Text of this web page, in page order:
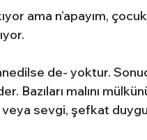
ama n’apayım,
de- yoktur.
Bazıları malını
veya sevgi, şefkat